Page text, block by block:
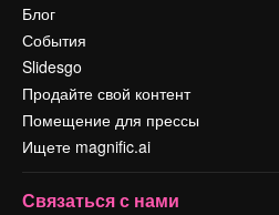
Блог
События
Slidesgo
Продайте свой контент
Помещение для прессы
Ищете magnific.ai
Связаться с нами